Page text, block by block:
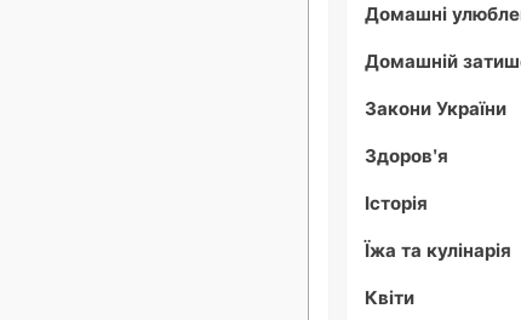
Домашні
Домашній
Закони України
Здоров'я
Історія
Їжа та кулінарія
Квіти